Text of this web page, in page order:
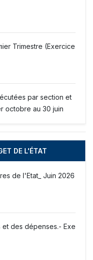
Trimestre (Exercice
par section et
octobre au 30 juin
2025-2026, du 1er
de la
2025-2026
DE L'ÉTAT
de l'Etat_ Juin 2026
des dépenses.- Exe